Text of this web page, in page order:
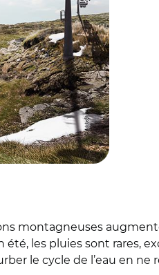
montagneuses
les pluies sont rares,
le cycle de l’eau en ne